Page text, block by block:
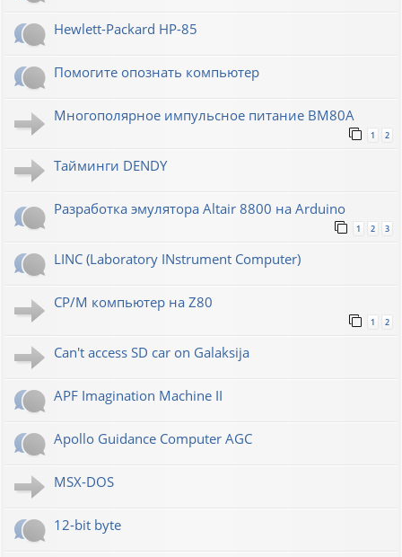
Hewlett-Packard НР-85
Помогите опознать компьютер
Многополярное импульсное питание ВМ80А
1 2
Тайминги DENDY
Разработка эмулятора Altair 8800 на Arduino
1 2 3
LINC (Laboratory INstrument Computer)
CP/M компьютер на Z80
1 2
Can't access SD car on Galaksija
APF Imagination Machine II
Apollo Guidance Computer AGC
MSX-DOS
12-bit byte